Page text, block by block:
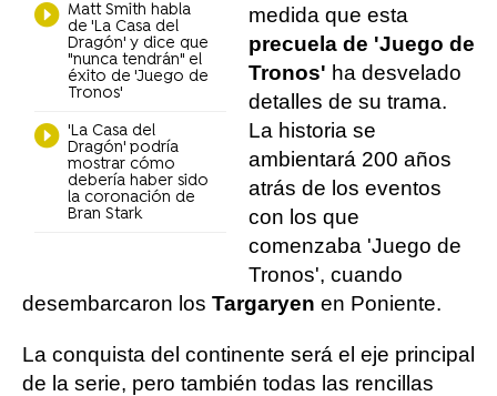
Matt Smith habla
de 'La Casa del
Dragón' y dice que
"nunca tendrán" el
éxito de 'Juego de
Tronos'
'La Casa del
Dragón' podría
mostrar cómo
debería haber sido
la coronación de
Bran Stark
medida que esta
precuela de 'Juego de
Tronos' ha desvelado
detalles de su trama.
La historia se
ambientará 200 años
atrás de los eventos
con los que
comenzaba 'Juego de
Tronos', cuando
desembarcaron los Targaryen en Poniente.
La conquista del continente será el eje principal
de la serie, pero también todas las rencillas